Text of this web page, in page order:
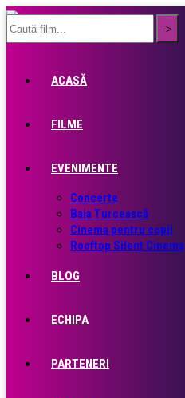
ACASĂ
FILME
EVENIMENTE
Concerte
Baia Turcească
Cinema pentru copii
Rooftop Silent Cinema
BLOG
ECHIPA
PARTENERI